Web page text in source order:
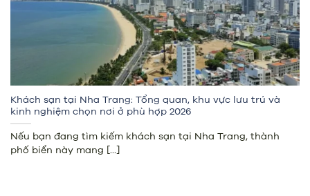
Khách sạn tại Nha Trang: Tổng quan, khu vực lưu trú và
kinh nghiệm chọn nơi ở phù hợp 2026
Nếu bạn đang tìm kiếm khách sạn tại Nha Trang, thành
phố biển này mang [...]